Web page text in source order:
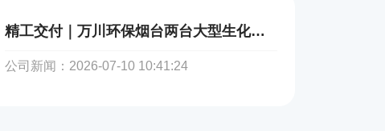
精工交付｜万川环保烟台两台大型生化池全流程
公司新闻：2026-07-10 10:41:24